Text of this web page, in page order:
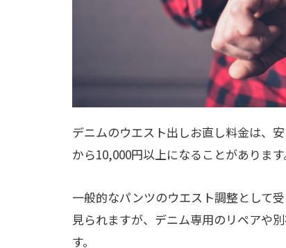
デニムのウエスト出しお直し料金は、
から10,000円以上になることがあります
一般的なパンツのウエスト調整として
見られますが、デニム専用のリペアや
す。